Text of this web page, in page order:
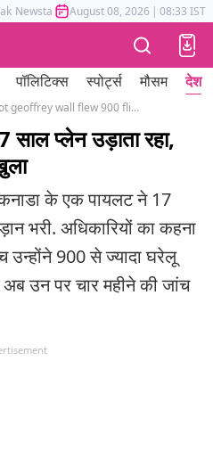
Newstak Mumbai Tak Astrotak
August 08, 2026 | 08:33 IST
पॉलिटिक्स स्पोर्ट्स मौसम देश
air canada pilot geoffrey wall flew 900 flights without proper licence for seventeen years arrested
साल प्लेन उड़ाता रहा,
के एक पायलट ने 17
भरी. अधिकारियों का कहना
900 से ज्यादा घरेलू
अब उन पर चार महीने की जांच